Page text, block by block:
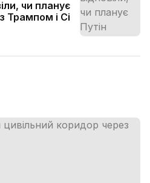
чи планує
Трампом і Сі